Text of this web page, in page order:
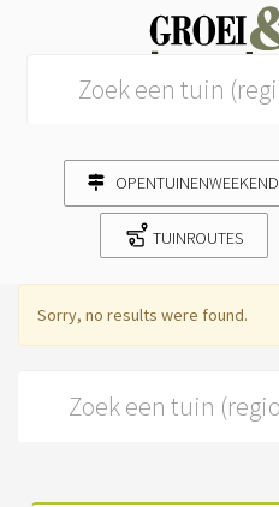
OPENTUINENWEEKEND
TUINROUTES
Sorry, no results were found.